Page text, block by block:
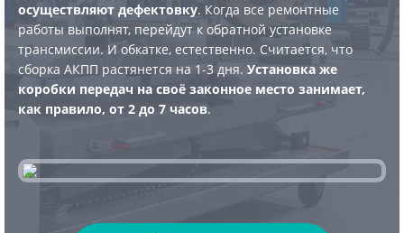
осуществляют дефектовку. Когда все ремонтные
работы выполнят, перейдут к обратной установке
трансмиссии. И обкатке, естественно. Считается, что
сборка АКПП растянется на 1-3 дня. Установка же
коробки передач на своё законное место занимает,
как правило, от 2 до 7 часов.